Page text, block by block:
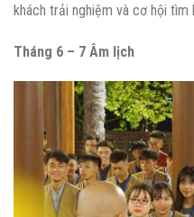
khách trải nghiệm và cơ hội tìm
Tháng 6 – 7 Âm lịch